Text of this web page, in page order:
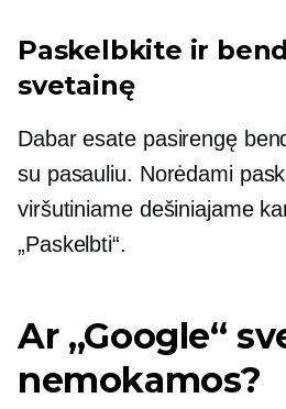
Paskelbkite ir
svetainę
Dabar esate pasirengę
su pasauliu. Norėdami
viršutiniame dešiniajame
„Paskelbti“.
Ar „Google“
nemokamos?